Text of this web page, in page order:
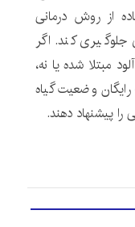
از روش درمانی
کند. اگر
مبتلا شده یا نه،
رایگان وضعیت گیاه
را پیشنهاد دهند.